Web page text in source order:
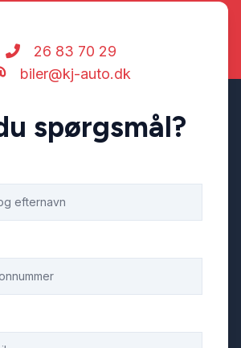
26 83 70 29
biler@kj-auto.dk
spørgsmål?